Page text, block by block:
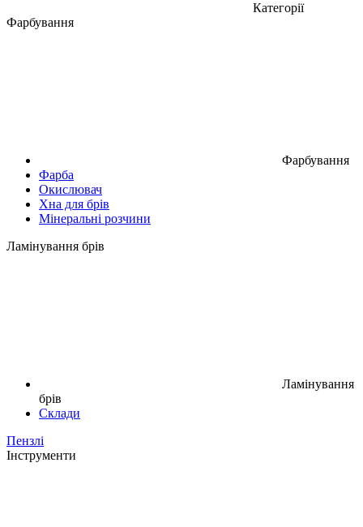
Категорії
Фарбування
Фарбування
Фарба
Окислювач
Хна для брів
Мінеральні розчини
Ламінування брів
Ламінування
брів
Склади
Пензлі
Інструменти